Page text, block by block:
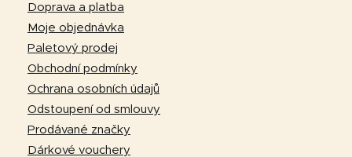
Doprava a platba
Moje objednávka
Paletový prodej
Obchodní podmínky
Ochrana osobních údajů
Odstoupení od smlouvy
Prodávané značky
Dárkové vouchery